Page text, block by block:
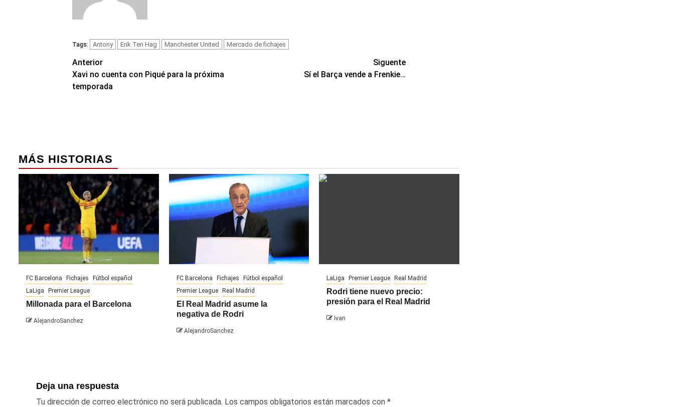
Tags: Antony Erik Ten Hag Manchester United Mercado de fichajes
Navegación
de
Anterior
Xavi no cuenta con Piqué para la próxima
temporada
Siguente
Sí el Barça vende a Frenkie…
MÁS HISTORIAS
FC Barcelona Fichajes
Fútbol español
LaLiga
Premier League
Millonada para el Barcelona
AlejandroSanchez
FC Barcelona Fichajes
Fútbol español
Premier League Real Madrid
El Real Madrid asume la
negativa de Rodri
AlejandroSanchez
LaLiga Premier League Real Madrid
Rodri tiene nuevo precio:
presión para el Real Madrid
Ivan
Deja una respuesta
Tu dirección de correo electrónico no será publicada. Los campos obligatorios están marcados con *